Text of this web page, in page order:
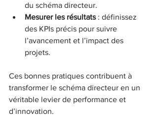
du schéma directeur.
Mesurer les résultats : définissez
des KPIs précis pour suivre
l’avancement et l’impact des
projets.
Ces bonnes pratiques contribuent à
transformer le schéma directeur en un
véritable levier de performance et
d’innovation.